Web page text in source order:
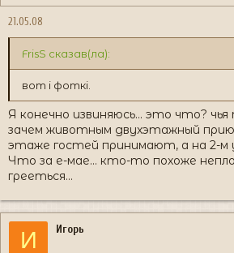
21.05.08
FrisS сказав(ла):
вот і фоткі.
Я конечно извиняюсь... это что?
зачем животным двухэтажный
этаже гостей принимают, а на 2-м у
Что за е-мае... кто-то похоже
грееться...
И Игорь